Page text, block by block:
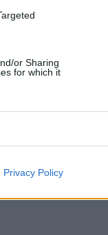
or Sharing
for which it
Privacy Policy